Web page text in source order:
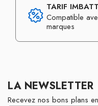
TARIF
Compatible
marques
LA NEWSLETTER
Recevez nos bons plans